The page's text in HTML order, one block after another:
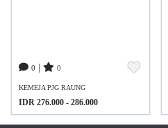
0 0
KEMEJA PJG RAUNG
IDR 276.000 - 286.000